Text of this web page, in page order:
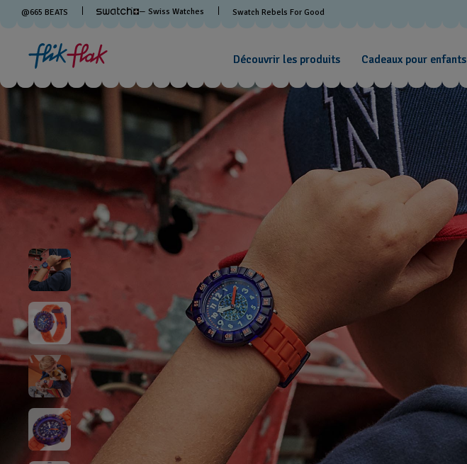
@665 BEATS — Swiss Watches Swatch Rebels For Good
Découvrir les produits Cadeaux pour enfants